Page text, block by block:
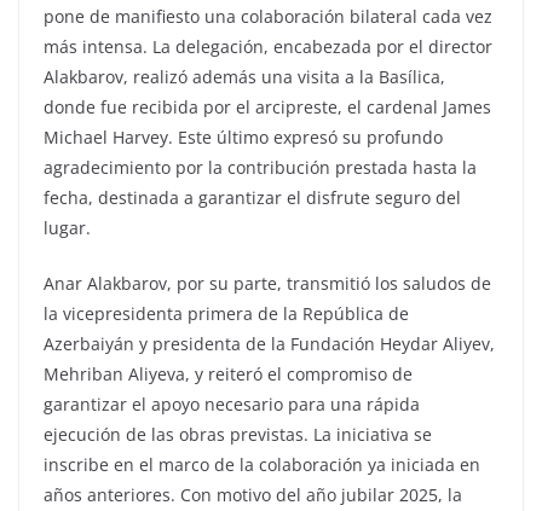
pone de manifiesto una colaboración bilateral cada vez
más intensa. La delegación, encabezada por el director
Alakbarov, realizó además una visita a la Basílica,
donde fue recibida por el arcipreste, el cardenal James
Michael Harvey. Este último expresó su profundo
agradecimiento por la contribución prestada hasta la
fecha, destinada a garantizar el disfrute seguro del
lugar.
Anar Alakbarov, por su parte, transmitió los saludos de
la vicepresidenta primera de la República de
Azerbaiyán y presidenta de la Fundación Heydar Aliyev,
Mehriban Aliyeva, y reiteró el compromiso de
garantizar el apoyo necesario para una rápida
ejecución de las obras previstas. La iniciativa se
inscribe en el marco de la colaboración ya iniciada en
años anteriores. Con motivo del año jubilar 2025, la